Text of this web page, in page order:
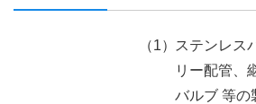
ステンレス
リー配管、
バルブ 等の